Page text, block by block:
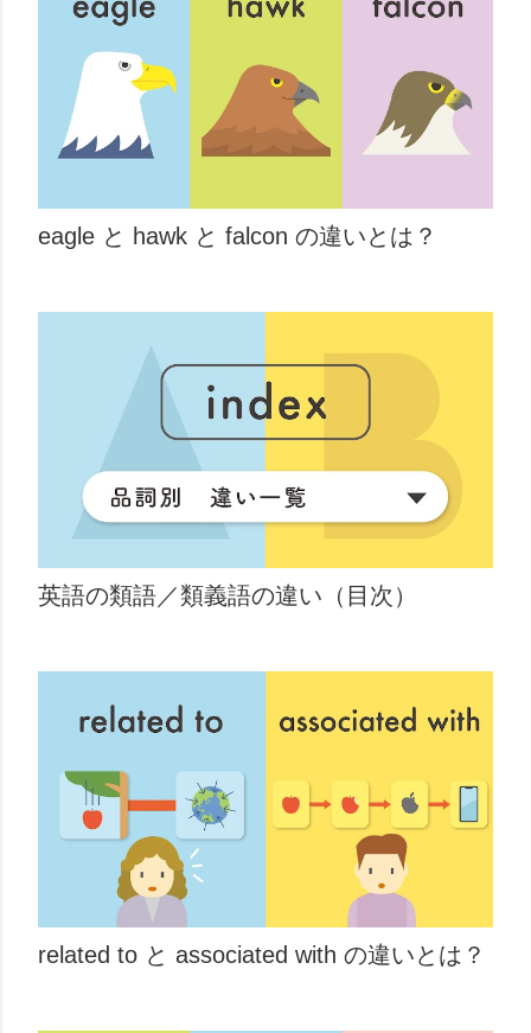
eagle と hawk と falcon の違いとは？
英語の類語／類義語の違い（目次）
related to と associated with の違いとは？